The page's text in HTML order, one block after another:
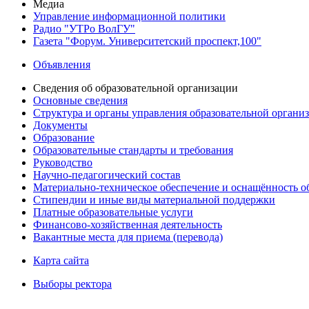
Медиа
Управление информационной политики
Радио "УТРо ВолГУ"
Газета "Форум. Университетский проспект,100"
Объявления
Сведения об образовательной организации
Основные сведения
Структура и органы управления образовательной
Документы
Образование
Образовательные стандарты и требования
Руководство
Научно-педагогический состав
Материально-техническое обеспечение и оснащённость
Стипендии и иные виды материальной поддержки
Платные образовательные услуги
Финансово-хозяйственная деятельность
Вакантные места для приема (перевода)
Карта сайта
Выборы ректора